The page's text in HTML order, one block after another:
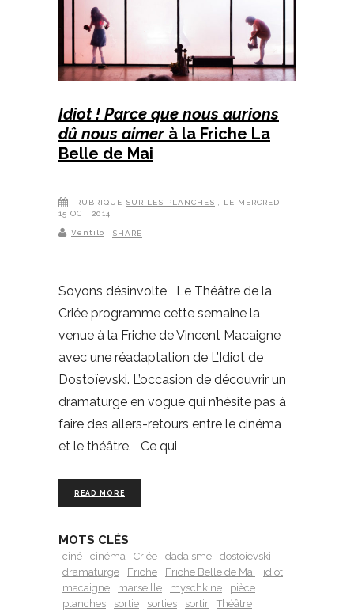
Idiot ! Parce que nous aurions
dû nous aimer à la Friche La
Belle de Mai
RUBRIQUE SUR LES PLANCHES , LE MERCREDI
15 OCT 2014
Ventilo SHARE
Soyons désinvolte Le Théâtre de la
Criée programme cette semaine la
venue à la Friche de Vincent Macaigne
avec une réadaptation de L’Idiot de
Dostoïevski. L’occasion de découvrir un
dramaturge en vogue qui n’hésite pas à
faire des allers-retours entre le cinéma
et le théâtre. Ce qui
READ MORE
MOTS CLÉS
ciné cinéma Criée dadaisme
dostoievski
dramaturge
Friche Friche Belle de Mai
idiot
macaigne
marseille myschkine
pièce
planches
sortie sorties sortir
Théâtre